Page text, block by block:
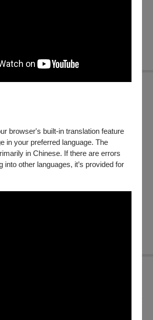
browser's built-in translation feature
in your preferred language. The
in Chinese. If there are errors
into other languages, it’s provided for
的感官體驗。無獨有偶繼經典《快樂王
彩詮釋王爾德故事的人性光輝，呈現跨越
值。邀請您與偶共讀如詩的經典之作，愛
枒再見春
者及其必要陪同人員 5折（入場驗證）
前(含43年)出生長者5折（入場驗證）
樂部」 現有會員享8折優惠
驗證）。
以上7折。
20張（含）以上8折、30張（含）以上7
青年席位優惠：100元（僅限於
全額使用文化幣支付，且不得與其他優
售完為止）